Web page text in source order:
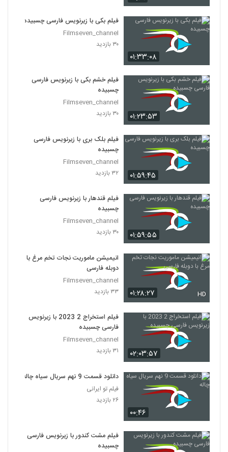
۰۱:۳۳:۰۸
فیلم بکی با زیرنویس فارسی چسبیده
Filmseven_channel
۳۰ بازدید
۰۱:۲۳:۵۳
فیلم خشم بکی با زیرنویس فارسی
چسبیده
Filmseven_channel
۳۰ بازدید
۰۱:۵۹:۴۵
فیلم بلک بری با زیرنویس فارسی
چسبیده
Filmseven_channel
۳۲ بازدید
۰۱:۵۹:۵۵
فیلم قندهار با زیرنویس فارسی
چسبیده
Filmseven_channel
۳۰ بازدید
۰۱:۲۸:۲۷ HD
انیمیشن ماموریت نجات تخم مرغ با
دوبله فارسی
Filmseven_channel
۳۳ بازدید
۰۲:۰۳:۵۷
فیلم استخراج 2 2023 با زیرنویس
فارسی چسبیده
Filmseven_channel
۳۱ بازدید
۰۰:۴۶
دانلود قسمت 9 نهم سریال سیاه چاله
فیلم تو ایرانی
۲۶ بازدید
فیلم مشت کندور با زیرنویس فارسی
چسبیده